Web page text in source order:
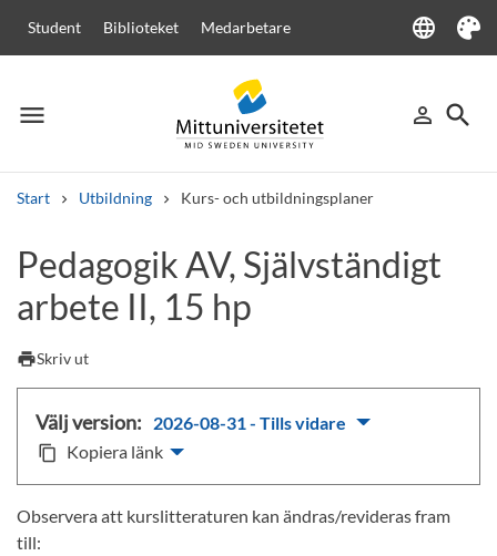
Student Biblioteket Medarbetare language
Language
Tema
menu
Meny person_outline
Logga in
search
Sök
Start Utbildning Kurs- och utbildningsplaner
Andra söktjänster
Kurser och program Kursplaner
Pedagogik AV, Självständigt
arbete II, 15 hp
printSkriv ut
Välj version: 2026-08-31 - Tills vidare
content_copy Kopiera länk
Observera att kurslitteraturen kan ändras/revideras fram
till: